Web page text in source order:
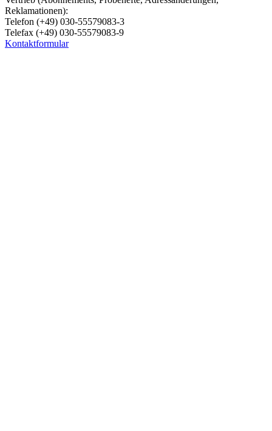
Reklamationen):
Telefon (+49) 030-55579083-3
Telefax (+49) 030-55579083-9
Kontaktformular